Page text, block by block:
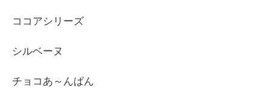
ココアシリーズ
シルベーヌ
チョコあ～んぱん